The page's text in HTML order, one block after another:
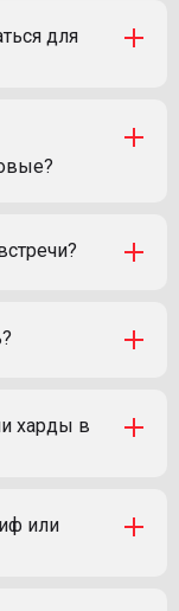
для
харды в
или